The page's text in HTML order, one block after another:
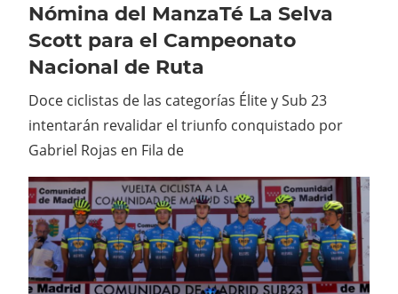
Nómina del ManzaTé La Selva
Scott para el Campeonato
Nacional de Ruta
Doce ciclistas de las categorías Élite y Sub 23
intentarán revalidar el triunfo conquistado por
Gabriel Rojas en Fila de